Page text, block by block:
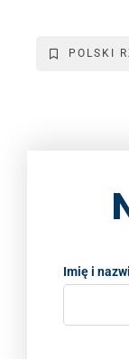
e
er
POLSKI
Imię i